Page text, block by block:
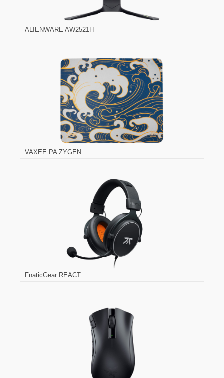
ALIENWARE AW2521H
VAXEE PA ZYGEN
FnaticGear REACT